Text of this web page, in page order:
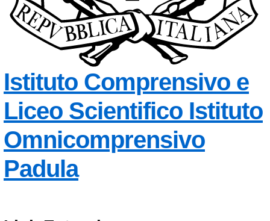
Istituto Comprensivo e
Liceo Scientifico Istituto
Omnicomprensivo
Padula